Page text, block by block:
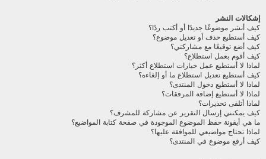
إشكالات النشر
كيف أنشر موضوعًا جديدًا أو أكتب ردًا؟
كيف أستطيع حذف أو تعديل موضوع؟
كيف أضع توقيعًا مع مشاركتي؟
كيف أقوم بعمل استطلاع؟
لماذا لا أستطيع عمل خيارات استطلاع أكثر؟
كيف أستطيع تعديل استطلاع ما أو إلغاءه؟
لماذا لا أستطيع دخول المنتدى؟
لماذا لا أستطيع إضافة المرفقات؟
لماذا أتلقى تحذيرات؟
كيف يمكنني إرسال التقرير عن مشاركة للمشرف؟
ما هي أيقونة حفظ الموضوع الموجودة في صفحة كتابة المواضيع؟
لماذا تحتاج مواضيعي للموافقة عليها؟
كيف أرفع موضوع في المنتدى؟